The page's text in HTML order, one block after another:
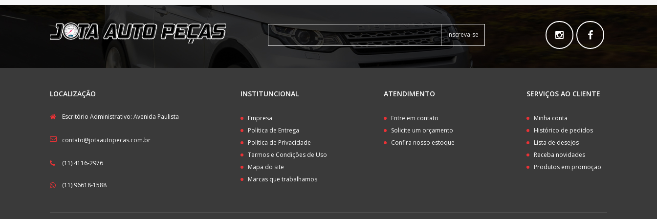
Inscreva-se
LOCALIZAÇÃO
Escritório Administrativo: Avenida Paulista
contato@jotaautopecas.com.br
(11) 4116-2976
(11) 96618-1588
INSTITUNCIONAL
Empresa
Política de Entrega
Política de Privacidade
Termos e Condições de Uso
Mapa do site
Marcas que trabalhamos
ATENDIMENTO
Entre em contato
Solicite um orçamento
Confira nosso estoque
SERVIÇOS AO CLIENTE
Minha conta
Histórico de pedidos
Lista de desejos
Receba novidades
Produtos em promoção